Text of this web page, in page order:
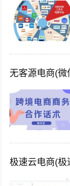
无客源电商(微
极速云电商(极